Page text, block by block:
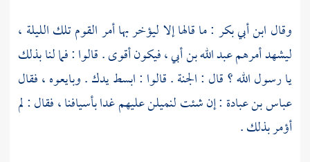
وقال ابن أبي بكر : ما قالها إلا ليؤخر بها أمر القوم تلك الليلة ،
ليشهد أمرهمعبد الله بن أبي ،فيكون أقوى . قالوا : فما لنا بذلك
يا رسول الله ؟ قال : الجنة . قالوا : ابسط يدك . وبايعوه ، فقال
عباس بن عبادة : إن شئت لنميلن عليهم غدا بأسيافنا ، فقال : لم
أؤمر بذلك .